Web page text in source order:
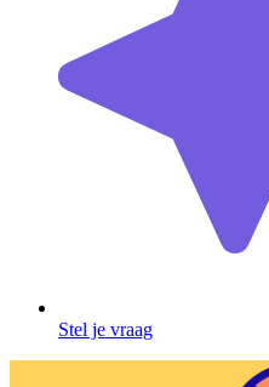
Stel je vraag